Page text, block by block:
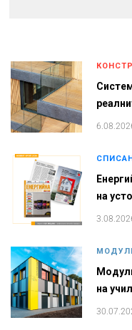
на
на